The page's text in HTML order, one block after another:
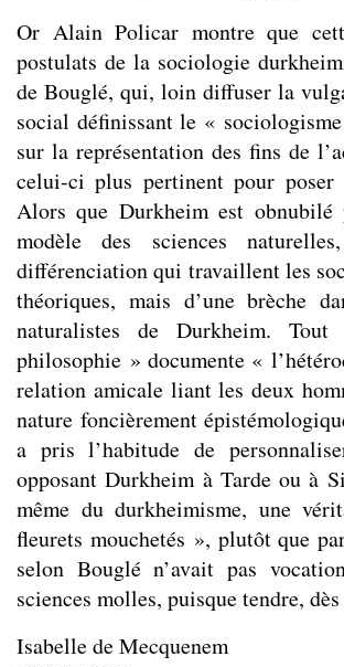
Or Alain Policar montre que
postulats de la sociologie
de Bouglé, qui, loin diffuser la
social définissant le «
sur la représentation des fins de
celui-ci plus pertinent pour
Alors que Durkheim est
modèle des sciences
différenciation qui travaillent les
théoriques, mais d’une brèche
naturalistes de Durkheim.
philosophie » documente «
relation amicale liant les deux
nature foncièrement
a pris l’habitude de
opposant Durkheim à Tarde ou à
même du durkheimisme, une
fleurets mouchetés », plutôt que
selon Bouglé n’avait pas
sciences molles, puisque tendre,
Isabelle de Mecquenem